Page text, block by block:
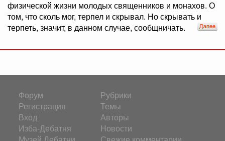
физической жизни молодых священников и монахов. О
том, что сколь мог, терпел и скрывал. Но скрывать и
терпеть, значит, в данном случае, сообщничать.
Форум
Регистрация
Вход
Изба-Дебатня
Рубрики
Темы
Авторы
Новости